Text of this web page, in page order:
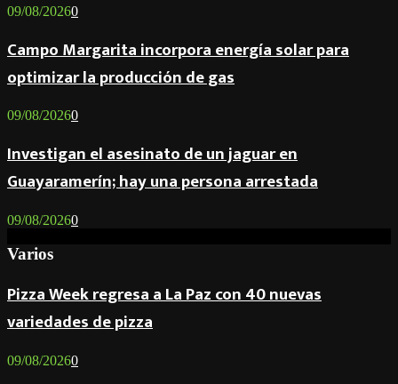
09/08/20260
Campo Margarita incorpora energía solar para
optimizar la producción de gas
09/08/20260
Investigan el asesinato de un jaguar en
Guayaramerín; hay una persona arrestada
09/08/20260
Varios
Pizza Week regresa a La Paz con 40 nuevas
variedades de pizza
09/08/20260